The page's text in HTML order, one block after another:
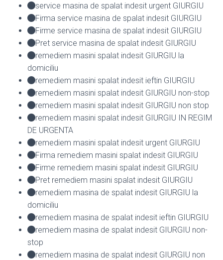
service masina de spalat indesit urgent GIURGIU
Firma service masina de spalat indesit GIURGIU
Firme service masina de spalat indesit GIURGIU
Pret service masina de spalat indesit GIURGIU
remediem masini spalat indesit GIURGIU la
domiciliu
remediem masini spalat indesit ieftin GIURGIU
remediem masini spalat indesit GIURGIU non-stop
remediem masini spalat indesit GIURGIU non stop
remediem masini spalat indesit GIURGIU IN REGIM
DE URGENTA
remediem masini spalat indesit urgent GIURGIU
Firma remediem masini spalat indesit GIURGIU
Firme remediem masini spalat indesit GIURGIU
Pret remediem masini spalat indesit GIURGIU
remediem masina de spalat indesit GIURGIU la
domiciliu
remediem masina de spalat indesit ieftin GIURGIU
remediem masina de spalat indesit GIURGIU non-
stop
remediem masina de spalat indesit GIURGIU non